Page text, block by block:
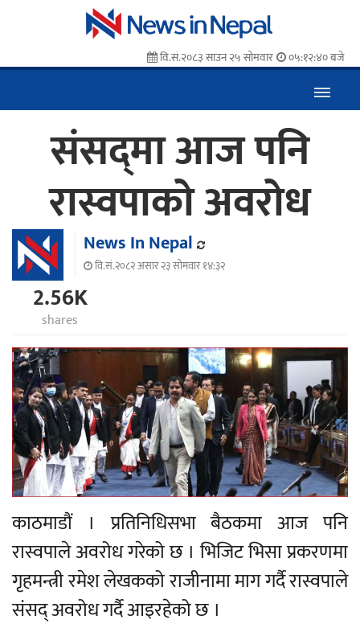
वि.सं.२०८३ साउन २५ सोमवार ०५:१२:४१ बजे
संसद्‌मा आज पनि
रास्वपाको अवरोध
News In Nepal
वि.सं.२०८२ असार २३ सोमवार १४:३२
2.56K
shares
काठमाडौं । प्रतिनिधिसभा बैठकमा आज पनि
रास्वपाले अवरोध गरेको छ । भिजिट भिसा प्रकरणमा
गृहमन्त्री रमेश लेखकको राजीनामा माग गर्दै रास्वपाले
संसद् अवरोध गर्दै आइरहेको छ ।